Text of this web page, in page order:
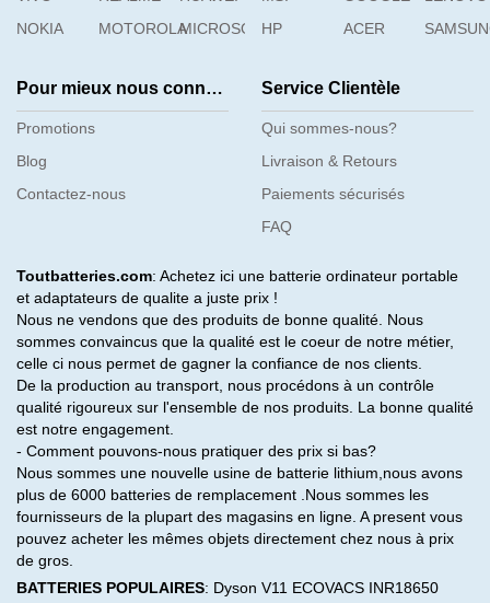
NOKIA
MOTOROLAMICROSOFTHP
ACER
Pour mieux nous connaître
Promotions
Blog
Contactez-nous
Service Clientèle
Qui sommes-nous?
Livraison & Retours
Paiements sécurisés
FAQ
Toutbatteries.com: Achetez ici une batterie ordinateur portable
et adaptateurs de qualite a juste prix !
Nous ne vendons que des produits de bonne qualité. Nous
sommes convaincus que la qualité est le coeur de notre métier,
celle ci nous permet de gagner la confiance de nos clients.
De la production au transport, nous procédons à un contrôle
qualité rigoureux sur l'ensemble de nos produits. La bonne qualité
est notre engagement.
- Comment pouvons-nous pratiquer des prix si bas?
Nous sommes une nouvelle usine de batterie lithium,nous avons
plus de 6000 batteries de remplacement .Nous sommes les
fournisseurs de la plupart des magasins en ligne. A present vous
pouvez acheter les mêmes objets directement chez nous à prix
de gros.
BATTERIES POPULAIRES: Dyson V11 ECOVACS INR18650